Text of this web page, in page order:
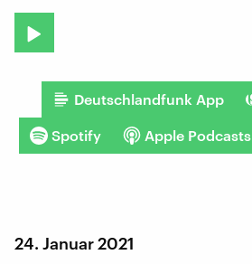
Deutschlandfunk App
Spotify Apple Podcasts
24. Januar 2021